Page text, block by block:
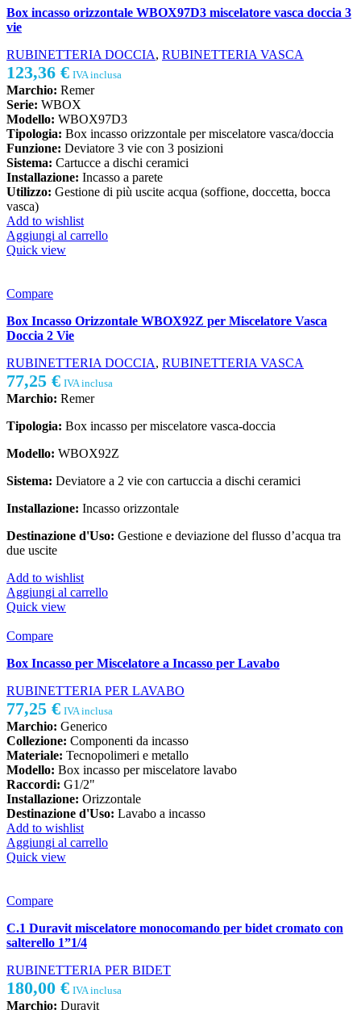
Box incasso orizzontale WBOX97D3 miscelatore vasca doccia 3
vie
RUBINETTERIA DOCCIA, RUBINETTERIA VASCA
123,36 € IVA inclusa
Marchio: Remer
Serie: WBOX
Modello: WBOX97D3
Tipologia: Box incasso orizzontale per miscelatore vasca/doccia
Funzione: Deviatore 3 vie con 3 posizioni
Sistema: Cartucce a dischi ceramici
Installazione: Incasso a parete
Utilizzo: Gestione di più uscite acqua (soffione, doccetta, bocca
vasca)
Add to wishlist
Aggiungi al carrello
Quick view
Compare
Box Incasso Orizzontale WBOX92Z per Miscelatore Vasca
Doccia 2 Vie
RUBINETTERIA DOCCIA, RUBINETTERIA VASCA
77,25 € IVA inclusa
Marchio: Remer
Tipologia: Box incasso per miscelatore vasca-doccia
Modello: WBOX92Z
Sistema: Deviatore a 2 vie con cartuccia a dischi ceramici
Installazione: Incasso orizzontale
Destinazione d'Uso: Gestione e deviazione del flusso d’acqua tra
due uscite
Add to wishlist
Aggiungi al carrello
Quick view
Compare
Box Incasso per Miscelatore a Incasso per Lavabo
RUBINETTERIA PER LAVABO
77,25 € IVA inclusa
Marchio: Generico
Collezione: Componenti da incasso
Materiale: Tecnopolimeri e metallo
Modello: Box incasso per miscelatore lavabo
Raccordi: G1/2"
Installazione: Orizzontale
Destinazione d'Uso: Lavabo a incasso
Add to wishlist
Aggiungi al carrello
Quick view
Compare
C.1 Duravit miscelatore monocomando per bidet cromato con
salterello 1”1/4
RUBINETTERIA PER BIDET
180,00 € IVA inclusa
Marchio: Duravit